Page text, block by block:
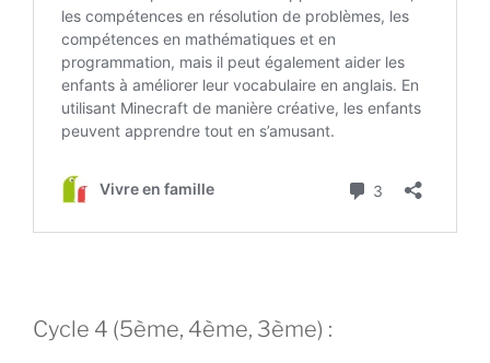
Cycle 4 (5ème, 4ème, 3ème) :